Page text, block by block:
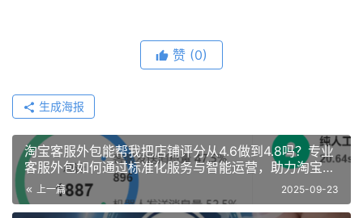
赞 (0)
生成海报
淘宝客服外包能帮我把店铺评分从4.6做到4.8吗？专业
客服外包如何通过标准化服务与智能运营，助力淘宝商
家突破DSR瓶颈、激活平台流量密码！
上一篇 2025-09-23